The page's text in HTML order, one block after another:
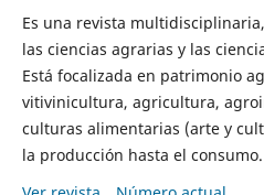
Es una revista
las ciencias agrarias y las
Está focalizada en patrimonio
vitivinicultura, agricultura,
culturas alimentarias (arte y
la producción hasta el consumo.